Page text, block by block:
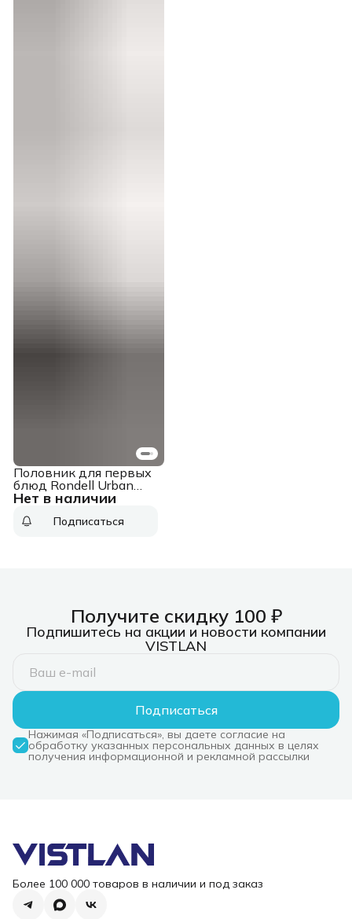
Нет в наличии
Половник для первых
блюд Rondell Urban
RD-618 черный/
упак.:картонная
Подписаться
Получите скидку 100 ₽
Подпишитесь на акции и новости компании
VISTLAN
Подписаться
Нажимая «Подписаться», вы даете согласие на
обработку указанных персональных данных в целях
получения информационной и рекламной рассылки
Более 100 000 товаров в наличии и под заказ